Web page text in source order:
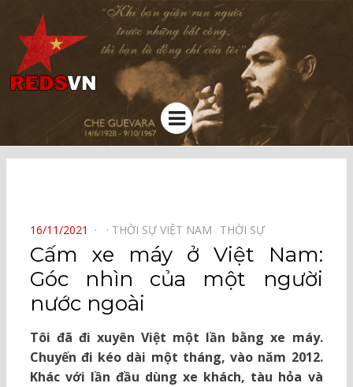
Kênh chia sẻ tri thức cộng đồng
Menu
POSTED
ON
16/11/2021 THỜI SỰ VIỆT NAM⠀ THỜI SỰ⠀
Cấm xe máy ở Việt Nam:
Góc nhìn của một người
nước ngoài
Tôi đã đi xuyên Việt một lần bằng xe máy.
Chuyến đi kéo dài một tháng, vào năm 2012.
Khác với lần đầu dùng xe khách, tàu hỏa và